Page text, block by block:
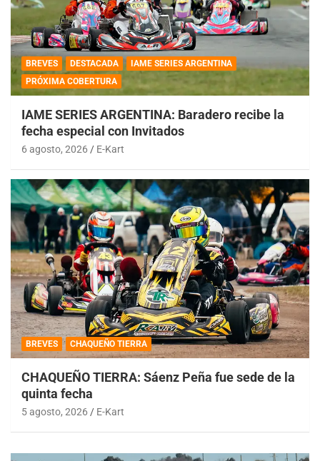
BREVES DESTACADA
IAME SERIES ARGENTINA
PRÓXIMA COBERTURA
IAME SERIES ARGENTINA: Baradero recibe la
fecha especial con Invitados
6 agosto, 2026 E-Kart
BREVES CHAQUEÑO TIERRA
CHAQUEÑO TIERRA: Sáenz Peña fue sede de la
quinta fecha
5 agosto, 2026 E-Kart